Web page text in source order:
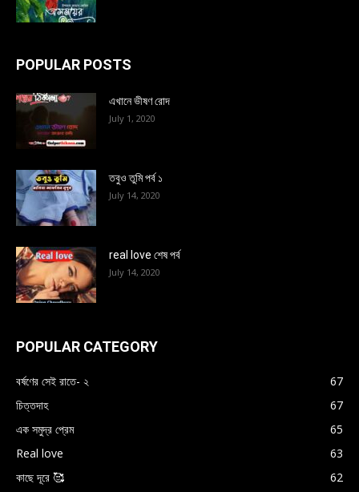
POPULAR POSTS
এখানে ভীষণ রোদ
July 1, 2020
তবুও তুমি পর্ব ১
July 14, 2020
real love শেষ পর্ব
July 14, 2020
POPULAR CATEGORY
বর্ষণের সেই রাতে- ২
67
চিত্তদাহ
67
এক সমুদ্র প্রেম
65
Real love
63
কাছে দূরে 🥰
62